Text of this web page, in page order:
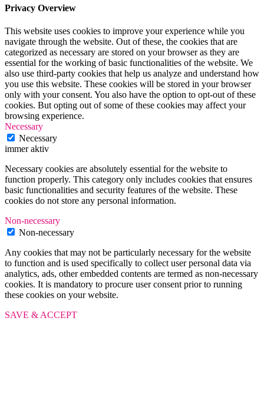
Privacy Overview
This website uses cookies to improve your experience while you
navigate through the website. Out of these, the cookies that are
categorized as necessary are stored on your browser as they are
essential for the working of basic functionalities of the website. We
also use third-party cookies that help us analyze and understand how
you use this website. These cookies will be stored in your browser
only with your consent. You also have the option to opt-out of these
cookies. But opting out of some of these cookies may affect your
browsing experience.
Necessary
Necessary
immer aktiv
Necessary cookies are absolutely essential for the website to
function properly. This category only includes cookies that ensures
basic functionalities and security features of the website. These
cookies do not store any personal information.
Non-necessary
Non-necessary
Any cookies that may not be particularly necessary for the website
to function and is used specifically to collect user personal data via
analytics, ads, other embedded contents are termed as non-necessary
cookies. It is mandatory to procure user consent prior to running
these cookies on your website.
SAVE & ACCEPT